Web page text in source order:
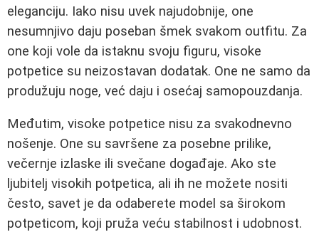
eleganciju. Iako nisu uvek najudobnije, one
nesumnjivo daju poseban šmek svakom outfitu. Za
one koji vole da istaknu svoju figuru, visoke
potpetice su neizostavan dodatak. One ne samo da
produžuju noge, već daju i osećaj samopouzdanja.
Međutim, visoke potpetice nisu za svakodnevno
nošenje. One su savršene za posebne prilike,
večernje izlaske ili svečane događaje. Ako ste
ljubitelj visokih potpetica, ali ih ne možete nositi
često, savet je da odaberete model sa širokom
potpeticom, koji pruža veću stabilnost i udobnost.